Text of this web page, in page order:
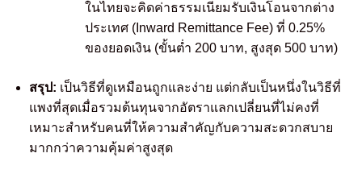
ในไทยจะคิดค่าธรรมเนียมรับเงินโอนจากต่าง
ประเทศ (Inward Remittance Fee) ที่ 0.25%
ของยอดเงิน (ขั้นต่ำ 200 บาท, สูงสุด 500 บาท)
สรุป: เป็นวิธีที่ดูเหมือนถูกและง่าย แต่กลับเป็นหนึ่งในวิธีที่
แพงที่สุดเมื่อรวมต้นทุนจากอัตราแลกเปลี่ยนที่ไม่คงที่
เหมาะสำหรับคนที่ให้ความสำคัญกับความสะดวกสบาย
มากกว่าความคุ้มค่าสูงสุด